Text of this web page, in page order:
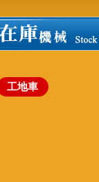
工地車